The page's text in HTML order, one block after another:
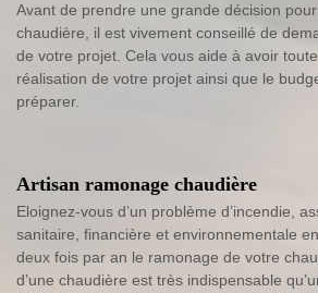
Avant de prendre une grande décision
chaudière, il est vivement conseillé de
de votre projet. Cela vous aide à avoir
réalisation de votre projet ainsi que le
préparer.
Artisan ramonage chaudière
Eloignez-vous d’un problème d’incendie,
sanitaire, financière et environnementale
deux fois par an le ramonage de votre
d’une chaudière est très indispensable